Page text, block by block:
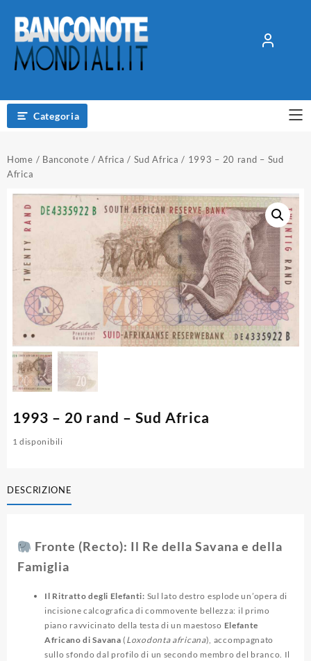
contenuto
Categoria
Home / Banconote /Africa / Sud Africa / 1993 – 20 rand – Sud
Africa
1993 – 20 rand – Sud Africa
1 disponibili
DESCRIZIONE
Fronte (Recto): Il Re della Savana e della
Famiglia
Il Ritratto degli Elefanti: Sul lato destro esplode un’opera di
incisione calcografica di commovente bellezza: il primo
piano ravvicinato della testa di un maestoso Elefante
Africano di Savana ( Loxodonta africana), accompagnato
sullo sfondo dal profilo di un secondo membro del branco. Il